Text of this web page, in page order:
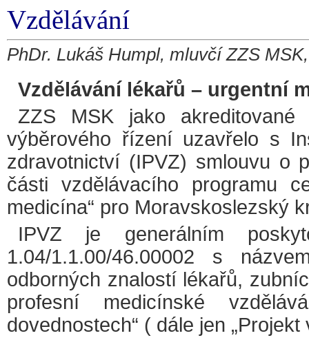
Vzdělávání
PhDr. Lukáš Humpl, mluvčí ZZS
Vzdělávání lékařů – urgentní
ZZS MSK jako akreditované
výběrového řízení uzavřelo s
zdravotnictví (IPVZ) smlouvu o
části vzdělávacího programu
medicína“ pro Moravskoslezský
IPVZ je generálním
1.04/1.1.00/46.00002 s
odborných znalostí lékařů,
profesní medicínské
dovednostech“ ( dále jen